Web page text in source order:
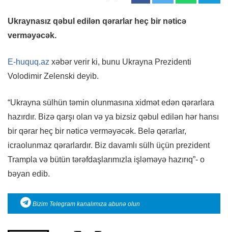
Ukraynasız qəbul edilən qərarlar heç bir nəticə
verməyəcək.
E-huquq.az xəbər verir ki, bunu Ukrayna Prezidenti
Volodimir Zelenski deyib.
“Ukrayna sülhün təmin olunmasına xidmət edən qərarlara
hazırdır. Bizə qarşı olan və ya bizsiz qəbul edilən hər hansı
bir qərar heç bir nəticə verməyəcək. Belə qərarlar,
icraolunmaz qərarlardır. Biz davamlı sülh üçün prezident
Trampla və bütün tərəfdaşlarımızla işləməyə hazırıq”- o
bəyan edib.
Bizim Telegram kanalımıza abunə olun